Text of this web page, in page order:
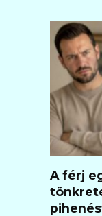
A férj